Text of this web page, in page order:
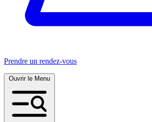
Prendre un rendez-vous